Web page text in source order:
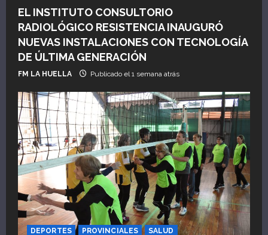
r
a
d
a
s
EL INSTITUTO CONSULTORIO
RADIOLÓGICO RESISTENCIA INAUGURÓ
NUEVAS INSTALACIONES CON TECNOLOGÍA
DE ÚLTIMA GENERACIÓN
FM LA HUELLA Publicado el 1 semana atrás
DEPORTES PROVINCIALES SALUD